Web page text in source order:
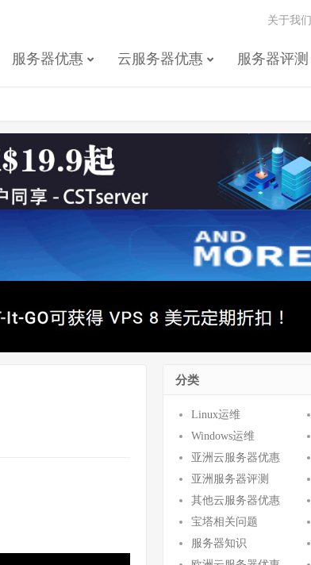
服务器优惠 云服务器优惠 服务器评测
关于我们
分类
Linux运维
Windows运维
亚洲云服务器优惠
亚洲服务器评测
其他云服务器优惠
宝塔相关问题
服务器知识